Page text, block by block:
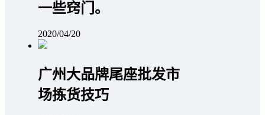
一些窍门。
2020/04/20
广州大品牌尾座批发市
场拣货技巧